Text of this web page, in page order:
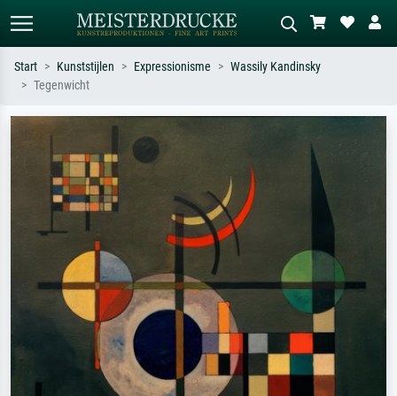
Monet, Sterrennacht, impressionisme,
Hokusai-golf, naakt.
weide, abstract met veel rood, donker
olieverfschilderij, staand naakt naast
Start Kunststijlen Expressionisme
Wassily Kandinsky
Tegenwicht